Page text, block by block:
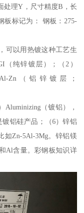
处理Y，尺寸精度B，长
板标记为： 钢板：275-
可以用热镀这种工艺生
纯锌镀层）；（2）
Zn（铝锌镀层；
Aluminizing（镀铝），
铝硅产品；（6）锌铝
如Zn-5Al-3Mg。锌铝镁
Al含量。彩钢板知识详